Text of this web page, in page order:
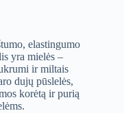
elastingumo
yra mielės –
ir miltais
dujų pūslelės,
korėtą ir purią